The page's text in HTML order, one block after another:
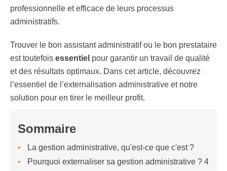
professionnelle et efficace de leurs processus
administratifs.
Trouver le bon assistant administratif ou le bon prestataire
est toutefois essentiel pour garantir un travail de qualité
et des résultats optimaux. Dans cet article, découvrez
l’essentiel de l’externalisation administrative et notre
solution pour en tirer le meilleur profit.
Sommaire
La gestion administrative, qu'est-ce que c'est ?
Pourquoi externaliser sa gestion administrative ? 4